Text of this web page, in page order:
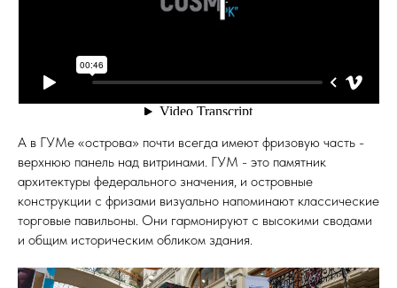
А в ГУМе «острова» почти всегда имеют фризовую часть -
верхнюю панель над витринами. ГУМ - это памятник
архитектуры федерального значения, и островные
конструкции с фризами визуально напоминают классические
торговые павильоны. Они гармонируют с высокими сводами
и общим историческим обликом здания.